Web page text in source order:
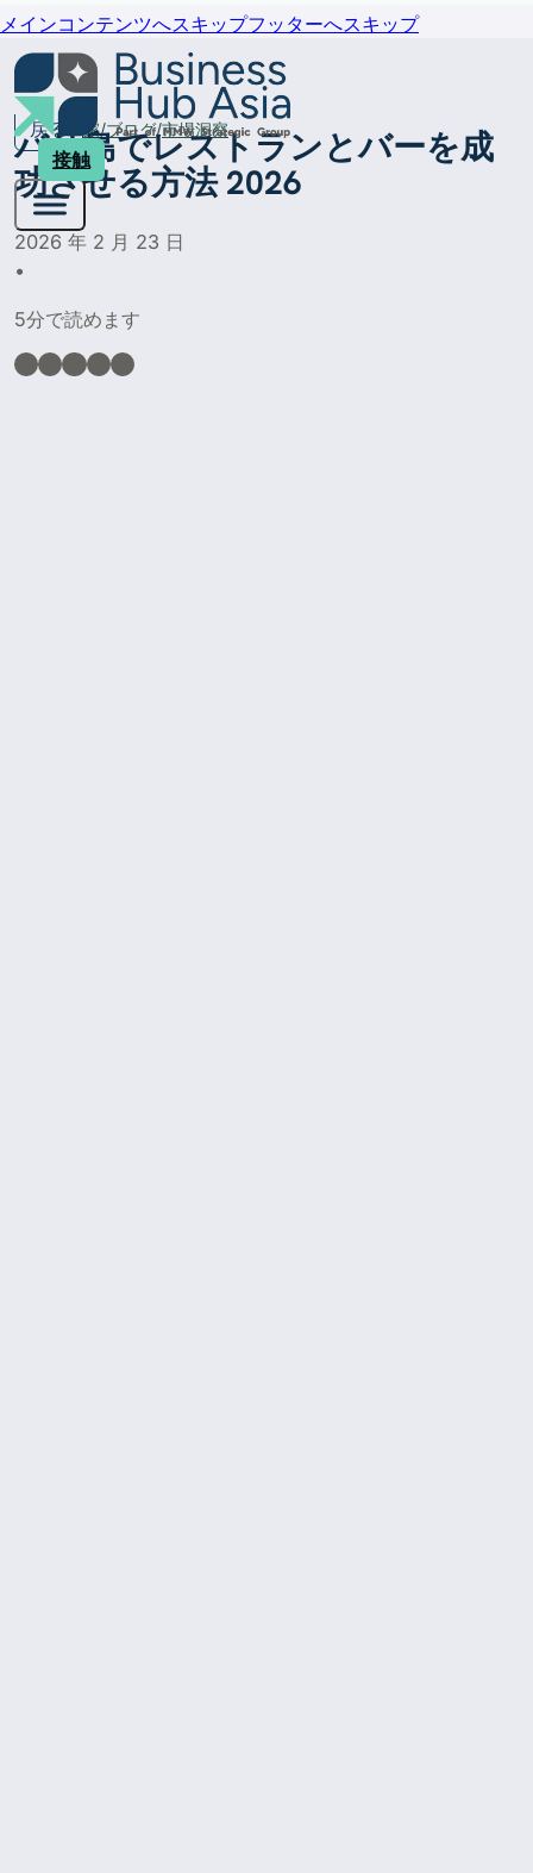
メインコンテンツへスキップフッターへスキップ
接触
戻る 家 ブログ 市場洞察
バリ島でレストランとバーを成
功させる方法 2026
2026 年 2 月 23 日
•
5分で読めます